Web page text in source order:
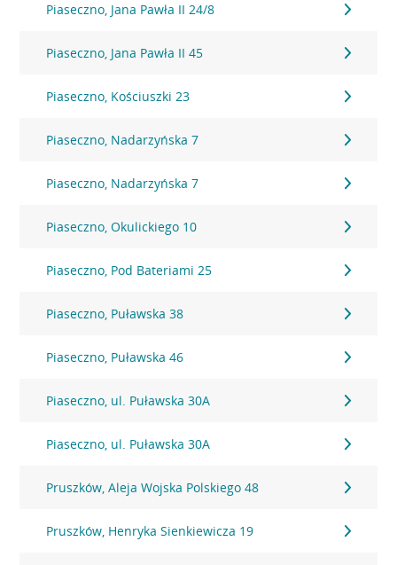
Piaseczno, Jana Pawła II 24/8
Piaseczno, Jana Pawła II 45
Piaseczno, Kościuszki 23
Piaseczno, Nadarzyńska 7
Piaseczno, Nadarzyńska 7
Piaseczno, Okulickiego 10
Piaseczno, Pod Bateriami 25
Piaseczno, Puławska 38
Piaseczno, Puławska 46
Piaseczno, ul. Puławska 30A
Piaseczno, ul. Puławska 30A
Pruszków, Aleja Wojska Polskiego 48
Pruszków, Henryka Sienkiewicza 19